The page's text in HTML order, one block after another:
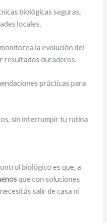
biológicas seguras,
locales.
la evolución del
resultados duraderos.
prácticas para
sin interrumpir tu rutina
biológico es que, a
que con soluciones
salir de casa ni